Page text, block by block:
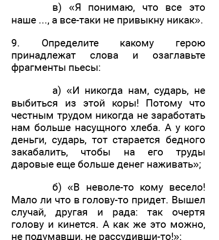
в) «Я понимаю, что все это
наше ..., а все-таки не привыкну никак».
9. Определите какому герою
принадлежат слова и озаглавьте
фрагменты пьесы:
а) «И никогда нам, сударь, не
выбиться из этой коры! Потому что
честным трудом никогда не заработать
нам больше насущного хлеба. А у кого
деньги, сударь, тот старается бедного
закабалить, чтобы на его труды
даровые еще больше денег наживать»;
б) «В неволе-то кому весело!
Мало ли что в голову-то придет. Вышел
случай, другая и рада: так очертя
голову и кинется. А как же это можно,
не подумавши, не рассудивши-то!»;